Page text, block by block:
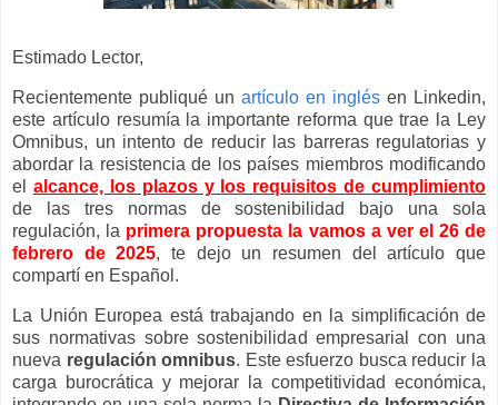
Estimado Lector,
Recientemente publiqué un artículo en inglés en Linkedin,
este artículo resumía la importante reforma que trae la Ley
Omnibus, un intento de reducir las barreras regulatorias y
abordar la resistencia de los países miembros modificando
el alcance, los plazos y los requisitos de cumplimiento
de las tres normas de sostenibilidad bajo una sola
regulación, la primera propuesta la vamos a ver el 26 de
febrero de 2025, te dejo un resumen del artículo que
compartí en Español.
La Unión Europea está trabajando en la simplificación de
sus normativas sobre sostenibilidad empresarial con una
nueva regulación omnibus. Este esfuerzo busca reducir la
carga burocrática y mejorar la competitividad económica,